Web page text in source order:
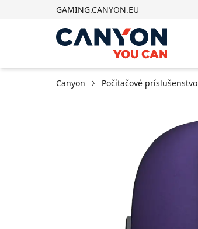
GAMING.CANYON.EU
Canyon Počítačové príslušenstvo